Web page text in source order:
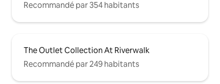
Recommandé par 354 habitants
The Outlet Collection At Riverwalk
Recommandé par 249 habitants